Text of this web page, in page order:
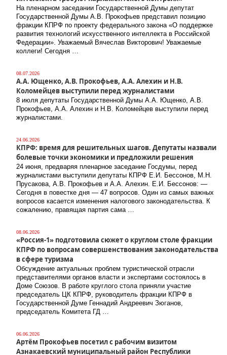
На пленарном заседании Государственной Думы депутат
Государственной Думы А.В. Прокофьев представил позицию
фракции КПРФ по проекту федерального закона «О поддержке
развития технологий искусственного интеллекта в Российской
Федерации». Уважаемый Вячеслав Викторович! Уважаемые
коллеги! Сегодня …
08.07.2026
А.А. Ющенко, А.В. Прокофьев, А.А. Алехин и Н.В.
Коломейцев выступили перед журналистами
8 июля депутаты Государственной Думы А.А. Ющенко, А.В.
Прокофьев, А.А. Алехин и Н.В. Коломейцев выступили перед
журналистами.
24.06.2026
КПРФ: время для решительных шагов. Депутаты назвали
болевые точки экономики и предложили решения
24 июня, предваряя пленарное заседание Госдумы, перед
журналистами выступили депутаты КПРФ Е.И. Бессонов, М.Н.
Прусакова, А.В. Прокофьев и А.А. Алехин. Е.И. Бессонов: —
Сегодня в повестке дня — 47 вопросов. Один из самых важных
вопросов касается изменения налогового законодательства. К
сожалению, правящая партия сама …
08.06.2026
«Россия-1» подготовила сюжет о круглом столе фракции
КПРФ по вопросам совершенствования законодательства
в сфере туризма
Обсуждение актуальных проблем туристической отрасли
представителями органов власти и экспертами состоялось в
Доме Союзов. В работе круглого стола приняли участие
председатель ЦК КПРФ, руководитель фракции КПРФ в
Государственной Думе Геннадий Андреевич Зюганов,
председатель Комитета ГД …
06.06.2026
Артём Прокофьев посетил с рабочим визитом
Азнакаевский муниципальный район Республики